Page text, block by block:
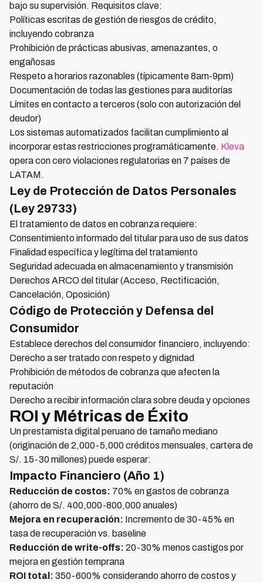
bajo su supervisión. Requisitos clave:
Políticas escritas de gestión de riesgos de crédito,
incluyendo cobranza
Prohibición de prácticas abusivas, amenazantes, o
engañosas
Respeto a horarios razonables (típicamente 8am-9pm)
Documentación de todas las gestiones para auditorías
Límites en contacto a terceros (solo con autorización del
deudor)
Los sistemas automatizados facilitan cumplimiento al
incorporar estas restricciones programáticamente. Kleva
opera con cero violaciones regulatorias en 7 países de
LATAM.
Ley de Protección de Datos Personales
(Ley 29733)
El tratamiento de datos en cobranza requiere:
Consentimiento informado del titular para uso de sus datos
Finalidad específica y legítima del tratamiento
Seguridad adecuada en almacenamiento y transmisión
Derechos ARCO del titular (Acceso, Rectificación,
Cancelación, Oposición)
Código de Protección y Defensa del
Consumidor
Establece derechos del consumidor financiero, incluyendo:
Derecho a ser tratado con respeto y dignidad
Prohibición de métodos de cobranza que afecten la
reputación
Derecho a recibir información clara sobre deuda y opciones
ROI y Métricas de Éxito
Un prestamista digital peruano de tamaño mediano
(originación de 2,000-5,000 créditos mensuales, cartera de
S/. 15-30 millones) puede esperar:
Impacto Financiero (Año 1)
Reducción de costos: 70% en gastos de cobranza
(ahorro de S/. 400,000-800,000 anuales)
Mejora en recuperación: Incremento de 30-45% en
tasa de recuperación vs. baseline
Reducción de write-offs: 20-30% menos castigos por
mejora en gestión temprana
ROI total: 350-600% considerando ahorro de costos y